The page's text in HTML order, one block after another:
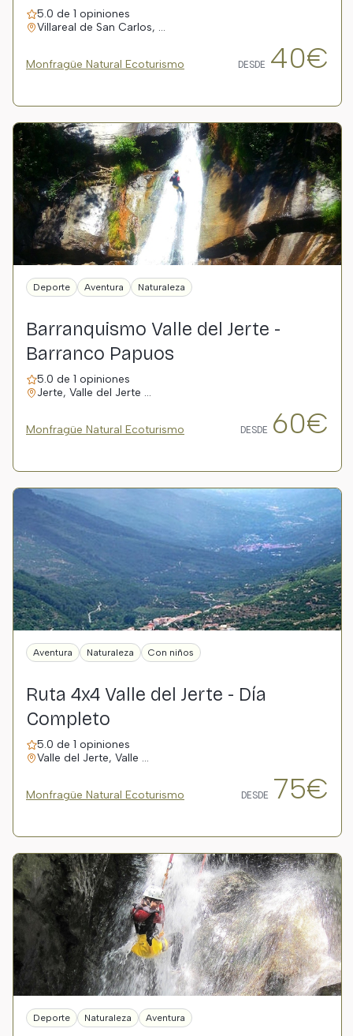
5.0 de 1 opiniones
Villareal de San Carlos, …
Monfragüe Natural Ecoturismo DESDE 40€
Deporte Aventura Naturaleza
Barranquismo Valle del Jerte -
Barranco Papuos
5.0 de 1 opiniones
Jerte, Valle del Jerte …
Monfragüe Natural Ecoturismo DESDE 60€
Aventura Naturaleza Con niños
Ruta 4x4 Valle del Jerte - Día
Completo
5.0 de 1 opiniones
Valle del Jerte, Valle …
Monfragüe Natural Ecoturismo DESDE 75€
Deporte Naturaleza Aventura